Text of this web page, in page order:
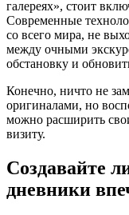
галереях», стоит
Современные
со всего мира, не
между очными
обстановку и
Конечно, ничто не
оригиналами, но
можно расширить
визиту.
Создавайте
дневники